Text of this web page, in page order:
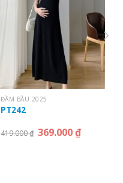
ĐẦM BẦU 2025
PT242
419.000₫ 369.000₫